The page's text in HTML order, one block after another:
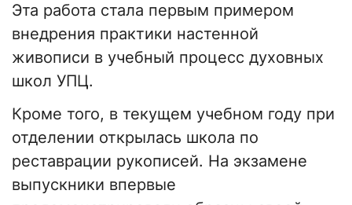
Эта работа стала первым примером
внедрения практики настенной
живописи в учебный процесс духовных
школ УПЦ.
Кроме того, в текущем учебном году при
отделении открылась школа по
реставрации рукописей. На экзамене
выпускники впервые